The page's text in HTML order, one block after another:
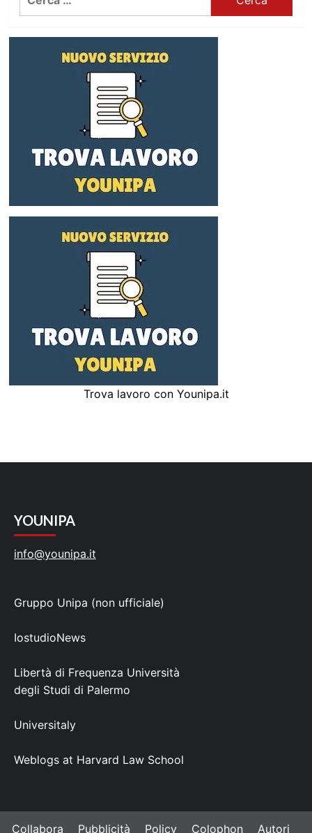
Trova lavoro con Younipa.it
YOUNIPA
info@younipa.it
Gruppo Unipa (non ufficiale)
IostudioNews
Libertà di Frequenza Università
degli Studi di Palermo
Universitaly
Weblogs at Harvard Law School
Collabora Pubblicità Policy Colophon Autori